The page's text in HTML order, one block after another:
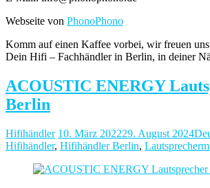
Webseite von PhonoPhono
Komm auf einen Kaffee vorbei, wir freuen
Dein Hifi – Fachhändler in Berlin, in deiner
ACOUSTIC ENERGY
Berlin
Hifihändler 10. März 202229. August 2024
Hifihändler, Hifihändler Berlin,